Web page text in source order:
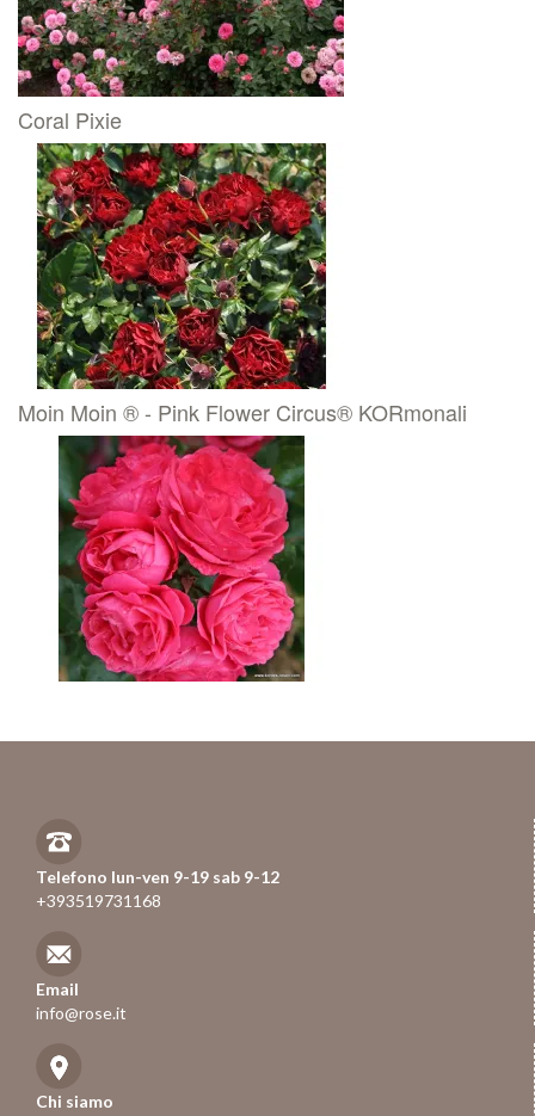
Coral Pixie
Moin Moin ® - Pink Flower Circus® KORmonali
Telefono lun-ven 9-19 sab 9-12
+393519731168
Email
info@rose.it
Chi siamo